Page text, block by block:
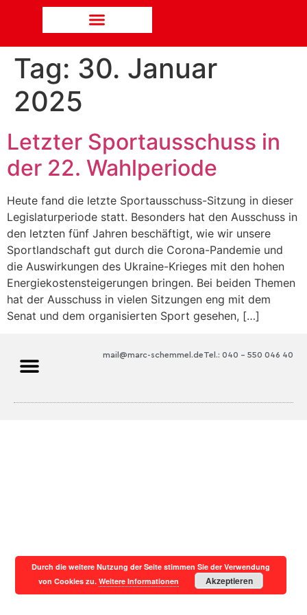
Tag: 30. Januar
2025
Letzter Sportausschuss in
der 22. Wahlperiode
Heute fand die letzte Sportausschuss-Sitzung in dieser
Legislaturperiode statt. Besonders hat den Ausschuss in
den letzten fünf Jahren beschäftigt, wie wir unsere
Sportlandschaft gut durch die Corona-Pandemie und
die Auswirkungen des Ukraine-Krieges mit den hohen
Energiekostensteigerungen bringen. Bei beiden Themen
hat der Ausschuss in vielen Sitzungen eng mit dem
Senat und dem organisierten Sport gesehen, […]
Tel.: 040 – 550 046 40
mail@marc-schemmel.de
Durch die weitere Nutzung der Seite stimmen Sie der Verwendung
von Cookies zu.Weitere Informationen Akzeptieren